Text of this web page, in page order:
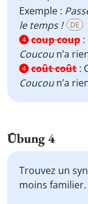
Exemple :
le temps !
DE
4 coup coup :
Coucoun’a
4 coût coût :
Coucoun’a
Übung 4
Trouvez un
moins familier.